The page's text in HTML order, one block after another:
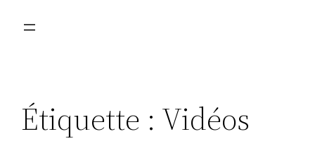
Étiquette : Vidéos